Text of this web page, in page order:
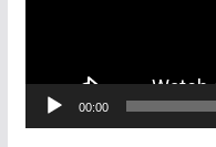
V
00:00